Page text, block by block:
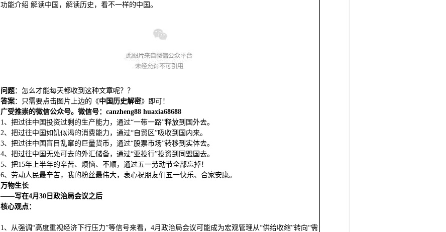
功能介绍 解读中国，解读历史，看不一样的中国。
问题：怎么才能每天都收到这种文章呢？？
答案：只需要点击图片上边的《中国历史解密》即可！
广受推崇的微信公众号。微信号：canzheng88 huaxia68688
1、把过往中国投资过剩的生产能力，通过“一带一路”释放到国外去。
2、把过往中国如饥似渴的消费能力，通过“自贸区”吸收到国内来。
3、把过往中国盲目乱窜的巨量货币，通过“股票市场”转移到实体去。
4、把过往中国无处可去的外汇储备，通过“亚投行”投资到同盟国去。
5、把15年上半年的辛苦、烦恼、不顺，通过五一劳动节全部忘掉！
6、劳动人民最辛苦，我的粉丝最伟大，衷心祝朋友们五一快乐、合家安康。
万物生长
——写在4月30日政治局会议之后
核心观点：
1、从强调“高度重视经济下行压力”等信号来看，4月政治局会议可能成为宏观管理从“供给收缩”转向“需